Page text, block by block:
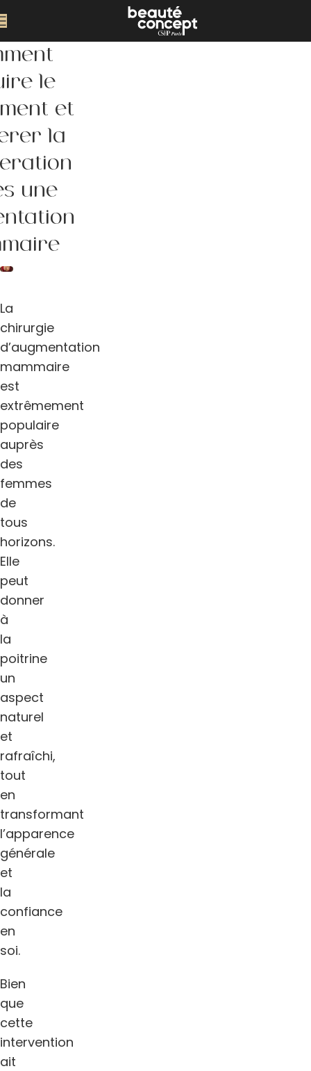
le
et
la
une
La
chirurgie
d’augmentation
mammaire
est
extrêmement
populaire
auprès
des
femmes
de
tous
horizons.
Elle
peut
donner
à
la
poitrine
un
aspect
naturel
et
rafraîchi,
tout
en
transformant
l’apparence
générale
et
la
confiance
en
soi.
Bien
que
cette
intervention
ait